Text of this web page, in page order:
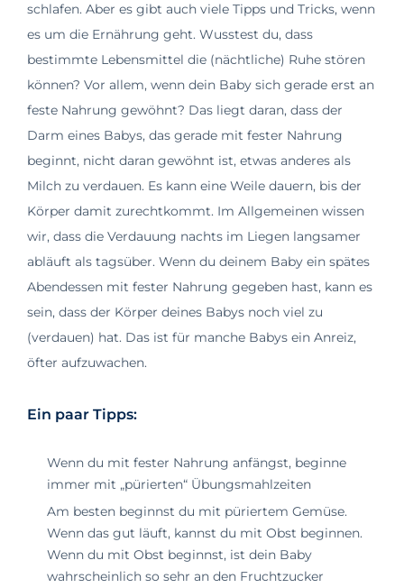
schlafen. Aber es gibt auch viele Tipps und Tricks, wenn
es um die Ernährung geht. Wusstest du, dass
bestimmte Lebensmittel die (nächtliche) Ruhe stören
können? Vor allem, wenn dein Baby sich gerade erst an
feste Nahrung gewöhnt? Das liegt daran, dass der
Darm eines Babys, das gerade mit fester Nahrung
beginnt, nicht daran gewöhnt ist, etwas anderes als
Milch zu verdauen. Es kann eine Weile dauern, bis der
Körper damit zurechtkommt. Im Allgemeinen wissen
wir, dass die Verdauung nachts im Liegen langsamer
abläuft als tagsüber. Wenn du deinem Baby ein spätes
Abendessen mit fester Nahrung gegeben hast, kann es
sein, dass der Körper deines Babys noch viel zu
(verdauen) hat. Das ist für manche Babys ein Anreiz,
öfter aufzuwachen.
Ein paar Tipps:
Wenn du mit fester Nahrung anfängst, beginne
immer mit „pürierten“ Übungsmahlzeiten
Am besten beginnst du mit püriertem Gemüse.
Wenn das gut läuft, kannst du mit Obst beginnen.
Wenn du mit Obst beginnst, ist dein Baby
wahrscheinlich so sehr an den Fruchtzucker